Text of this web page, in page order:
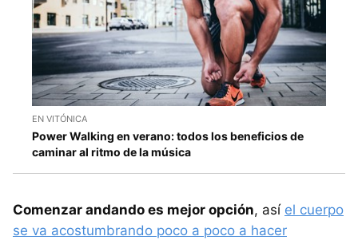
EN VITÓNICA
Power Walking en verano: todos los beneficios de
caminar al ritmo de la música
Comenzar andando es mejor opción, así el cuerpo
se va acostumbrando poco a poco a hacer